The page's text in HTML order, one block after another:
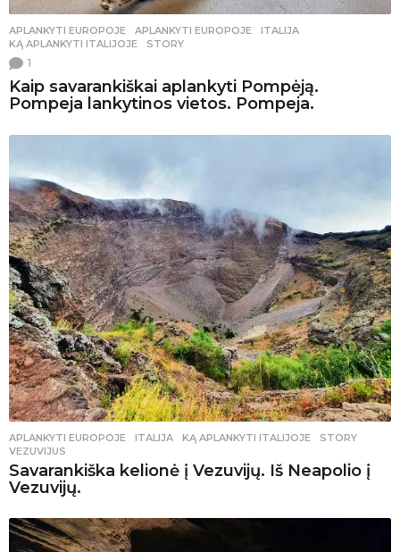
APLANKYTI EUROPOJE APLANKYTI EUROPOJE ,ITALIJA
KĄ APLANKYTI ITALIJOJE
,STORY
1
Kaip savarankiškai aplankyti Pompėją.
Pompeja lankytinos vietos. Pompeja.
APLANKYTI EUROPOJE ITALIJA ,KĄ APLANKYTI ITALIJOJE ,STORY
VEZUVIJUS
Savarankiška kelionė į Vezuvijų. Iš Neapolio į
Vezuvijų.